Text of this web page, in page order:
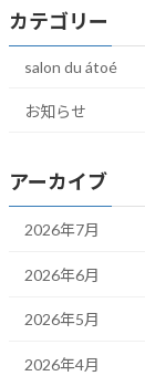
カテゴリー
salon du átoé
お知らせ
アーカイブ
2026年7月
2026年6月
2026年5月
2026年4月